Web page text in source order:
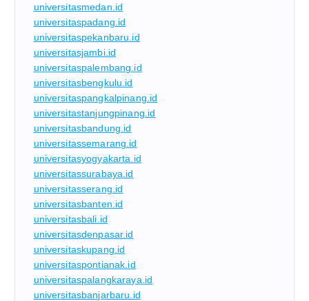
universitasmedan.id
universitaspadang.id
universitaspekanbaru.id
universitasjambi.id
universitaspalembang.id
universitasbengkulu.id
universitaspangkalpinang.id
universitastanjungpinang.id
universitasbandung.id
universitassemarang.id
universitasyogyakarta.id
universitassurabaya.id
universitasserang.id
universitasbanten.id
universitasbali.id
universitasdenpasar.id
universitaskupang.id
universitaspontianak.id
universitaspalangkaraya.id
universitasbanjarbaru.id